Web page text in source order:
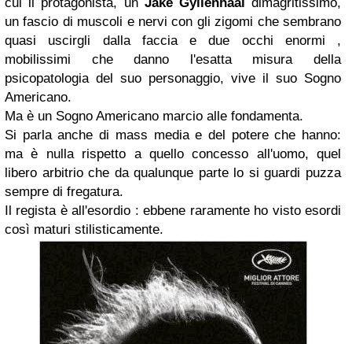
un fascio di muscoli e nervi con gli zigomi che sembrano
quasi uscirgli dalla faccia e due occhi enormi ,
mobilissimi che danno l'esatta misura della
psicopatologia del suo personaggio, vive il suo Sogno
Americano.
Ma è un Sogno Americano marcio alle fondamenta.
Si parla anche di mass media e del potere che hanno:
ma è nulla rispetto a quello concesso all'uomo, quel
libero arbitrio che da qualunque parte lo si guardi puzza
sempre di fregatura.
Il regista è all'esordio : ebbene raramente ho visto esordi
così maturi stilisticamente.